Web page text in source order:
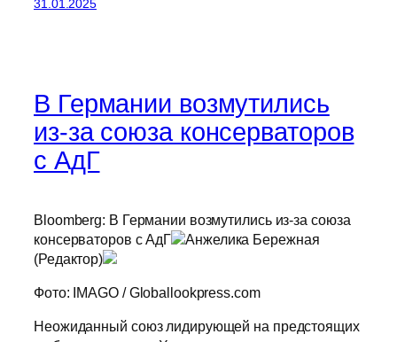
31.01.2025
В Германии возмутились
из-за союза консерваторов
с АдГ
Bloomberg: В Германии возмутились из-за союза
консерваторов с АдГ
Анжелика Бережная
(Редактор)
Фото: IMAGO / Globallookpress.com
Неожиданный союз лидирующей на предстоящих